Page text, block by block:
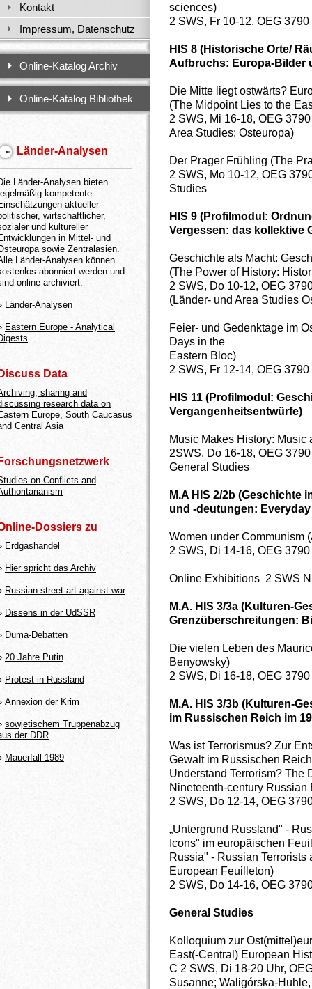
sciences)
2 SWS, Fr 10-12, OEG
HIS 8 (Historische Orte/
Aufbruchs: Europa-Bilder
Die Mitte liegt ostwärts?
(The Midpoint Lies to the
2 SWS, Mi 16-18, OEG
Area Studies: Osteuropa)
Der Prager Frühling (The
2 SWS, Mo 10-12, OEG
Studies
HIS 9 (Profilmodul:
Vergessen: das kollektive
Geschichte als Macht:
(The Power of History:
2 SWS, Do 10-12, OEG
(Länder- und Area Studies
Feier- und Gedenktage im
Days in the
Eastern Bloc)
2 SWS, Fr 12-14, OEG
HIS 11 (Profilmodul:
Vergangenheitsentwürfe)
Music Makes History:
2SWS, Do 16-18, OEG
General Studies
M.A HIS 2/2b (Geschichte
und -deutungen:
Women under Communism
2 SWS, Di 14-16, OEG
Online Exhibitions 2 SWS
M.A. HIS 3/3a (Kulturen-
Grenzüberschreitungen:
Die vielen Leben des
Benyowsky)
2 SWS, Di 16-18, OEG
M.A. HIS 3/3b (Kulturen-
im Russischen Reich im
Was ist Terrorismus? Zur
Gewalt im Russischen
Understand Terrorism? The
Nineteenth-century Russian
2 SWS, Do 12-14, OEG
„Untergrund Russland" -
Icons" im europäischen
Russia" - Russian
European Feuilleton)
2 SWS, Do 14-16, OEG
General Studies
Kolloquium zur
East(-Central) European
C 2 SWS, Di 18-20 Uhr,
Susanne; Waligórska-
Kontakt
Impressum, Datenschutz
Online-Katalog Archiv
Online-Katalog Bibliothek
Länder-Analysen
Länder-Analysen bieten
kompetente
aktueller
wirtschaftlicher,
und kultureller
in Mittel- und
sowie Zentralasien.
Länder-Analysen können
abonniert werden und
online archiviert.
Länder-Analysen
Eastern Europe - Analytical
Data
sharing and
research data on
Europe, South Caucasus
Central Asia
on Conflicts and
Dossiers zu
Erdgashandel
Hier spricht das Archiv
Russian street art against war
Dissens in der UdSSR
Duma-Debatten
20 Jahre Putin
Protest in Russland
Annexion der Krim
sowjetischem Truppenabzug
der DDR
Mauerfall 1989